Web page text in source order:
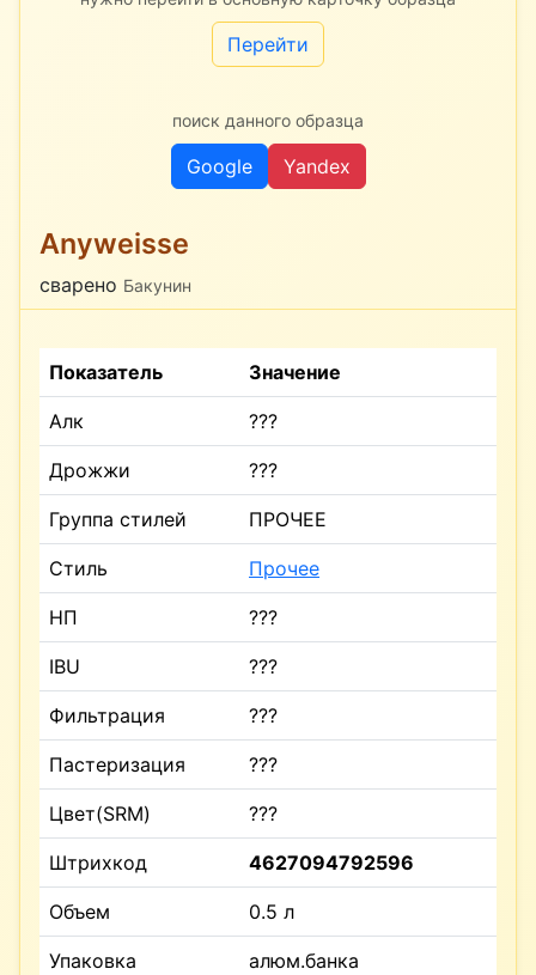
Перейти
поиск данного образца
Google Yandex
Anyweisse
сварено Бакунин
Показатель Значение
Алк ???
Дрожжи ???
Группа стилей ПРОЧЕЕ
Стиль Прочее
НП ???
IBU ???
Фильтрация ???
Пастеризация ???
Цвет(SRM) ???
Штрихкод 4627094792596
Объем 0.5 л
Упаковка алюм.банка